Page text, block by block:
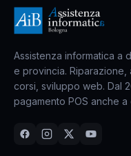
Assistenza informatica a
e provincia. Riparazione,
corsi, sviluppo web. Dal
pagamento POS anche a